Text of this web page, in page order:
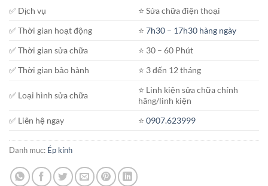
✅ Dịch vụ
⭐️ Sửa chữa điện thoại
✅ Thời gian hoạt động
⭐️7h30 – 17h30 hàng ngày
✅ Thời gian sửa chữa
⭐️ 30 – 60 Phút
✅ Thời gian bảo hành
⭐️ 3 đến 12 tháng
✅ Loại hình sửa chữa
⭐️ Linh kiện sửa chữa chính
hãng/linh kiện
✅ Liên hệ ngay
⭐️0907.623999
Danh mục: Ép kính